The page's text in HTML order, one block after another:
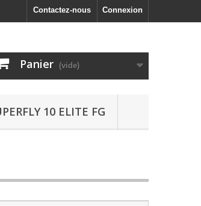
Connexion
Contactez-nous
Panier (vide)
10 ELITE FG